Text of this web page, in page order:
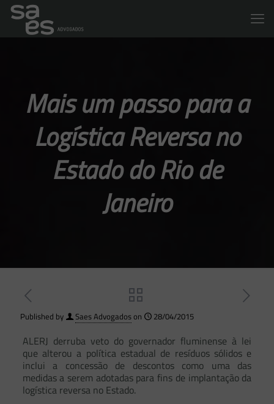
Mais um passo para a
Logística Reversa no
Estado do Rio de
Janeiro
Published by Saes Advogadoson 28/04/2015
ALERJ derruba veto do governador fluminense à lei
que alterou a política estadual de resíduos sólidos e
inclui a concessão de descontos como uma das
medidas a serem adotadas para fins de implantação da
logística reversa no Estado.